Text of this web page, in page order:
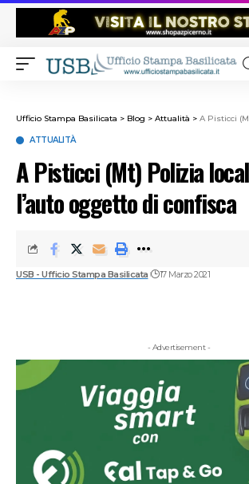
Ufficio Stampa Basilicata > Blog > Attualità > A Pisticci (Mt) Polizia
ATTUALITÀ
A Pisticci (Mt) Polizia
l’auto oggetto di confisca
USB - Ufficio Stampa Basilicata 17 Marzo 2021
- Advertisement -